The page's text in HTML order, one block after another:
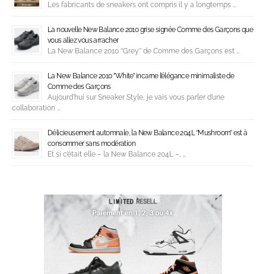
Les fabricants de sneakers ont compris il y a longtemps …
La nouvelle New Balance 2010 grise signée Comme des Garçons que
vous allez vous arracher
La New Balance 2010 ‘’Grey’’ de Comme des Garçons est …
La New Balance 2010 ‘’White’’ incarne l’élégance minimaliste de
Comme des Garçons
Aujourd’hui sur Sneaker Style, je vais vous parler d’une
collaboration …
Délicieusement automnale, la New Balance 204L ‘’Mushroom’’ est à
consommer sans modération
Et si c’était elle – la New Balance 204L –, …